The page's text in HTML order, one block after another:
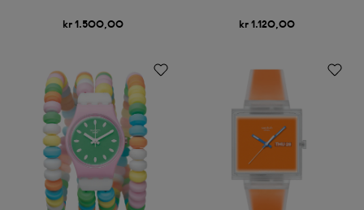
kr 1.500,00 kr 1.120,00